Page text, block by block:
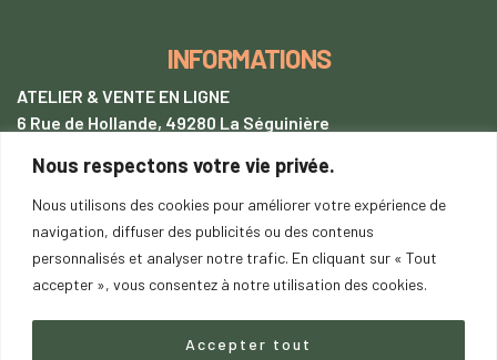
Nous respectons votre vie privée.
Nous utilisons des cookies pour améliorer votre expérience de
navigation, diffuser des publicités ou des contenus
personnalisés et analyser notre trafic. En cliquant sur « Tout
accepter », vous consentez à notre utilisation des cookies.
Accepter tout
INFORMATIONS
ATELIER & VENTE EN LIGNE
6 Rue de Hollande, 49280 La Séguinière
+33 (0)7 62 28 54 94
tentetoit@gmail.com
Lundiau samedi : 9h00-18h00
SUR RENDEZ-VOUS